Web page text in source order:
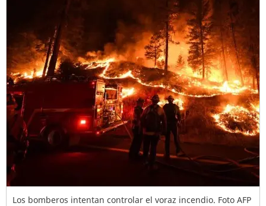
Los bomberos intentan controlar el voraz incendio. Foto AFP